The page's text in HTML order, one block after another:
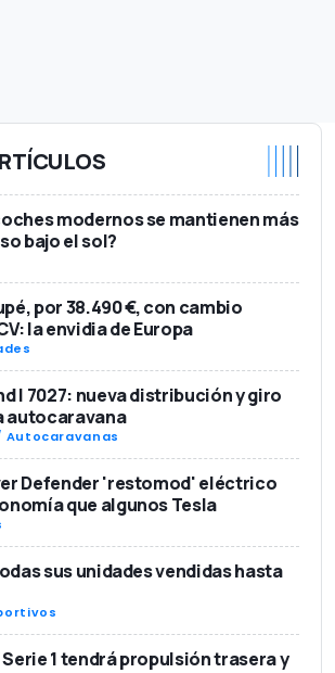
modernos se mantienen más
bajo el sol?
por 38.490 €, con cambio
la envidia de Europa
I 7027: nueva distribución y giro
autocaravana
Autocaravanas
Defender 'restomod' eléctrico
que algunos Tesla
sus unidades vendidas hasta
Serie 1 tendrá propulsión trasera y